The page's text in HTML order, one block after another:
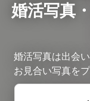
婚活写真
婚活写真は出会
お見合い写真を